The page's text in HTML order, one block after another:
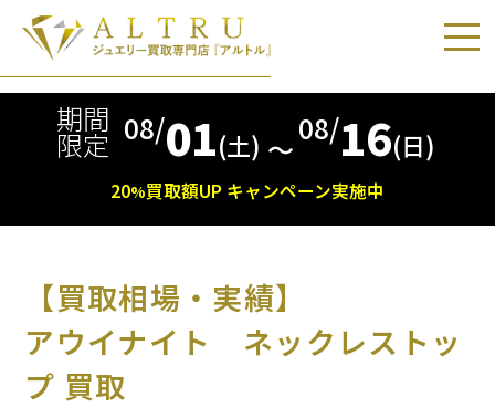
期間
限定 08/01(土) 〜
08/16(日)
20%買取額UP キャンペーン実施中
【買取相場・実績】
アウイナイト ネックレストッ
プ 買取